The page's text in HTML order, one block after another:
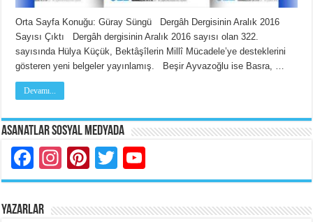
Orta Sayfa Konuğu: Güray Süngü Dergâh Dergisinin Aralık 2016
Sayısı Çıktı Dergâh dergisinin Aralık 2016 sayısı olan 322.
sayısında Hülya Küçük, Bektâşîlerin Millî Mücadele’ye desteklerini
gösteren yeni belgeler yayınlamış. Beşir Ayvazoğlu ise Basra, …
Devamı...
Asanatlar Sosyal Medyada
Facebook
Instagram
Pinterest
Twitter
YAZARLAR